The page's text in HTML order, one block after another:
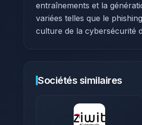
entraînements et la
variées telles que le
culture de la cybersécurité
Sociétés similaires